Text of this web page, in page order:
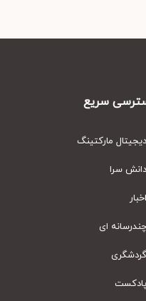
سریع
مارکتینگ
سرا
ای